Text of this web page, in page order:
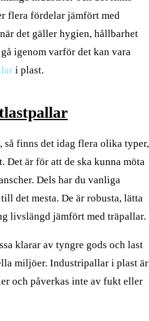
flera fördelar jämfört med
det gäller hygien, hållbarhet
igenom varför det kan vara
i plast.
finns det idag flera olika typer,
Det är för att de ska kunna möta
Dels har du vanliga
det mesta. De är robusta, lätta
livslängd jämfört med träpallar.
klarar av tyngre gods och last
miljöer. Industripallar i plast är
och påverkas inte av fukt eller